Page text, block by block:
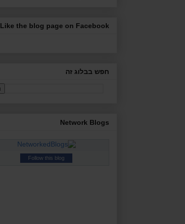
Like the blog page on Facebook
חפש בבלוג זה
Network Blogs
Follow this blog